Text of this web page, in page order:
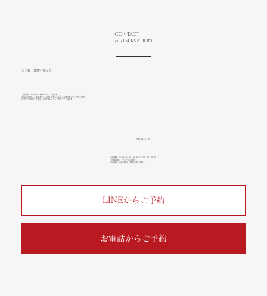
CONTACT
& RESERVATION
ご予約・お問い合わせ
ご相談や見学はいつでも受け付けております。
事前にご予約いただきますと お待たせすることなくご案内させていただきます。
見学のご予約は、お電話、WEBフォームをご用意しております。
086-441-7119
営業時間：11:30〜15:00 18:00〜22:00（LO19:30）
（毎週月曜日 ランチのみ営業）
※定休日：毎週火曜日・水曜日 (祝日を除く)
LINEからご予約
お電話からご予約